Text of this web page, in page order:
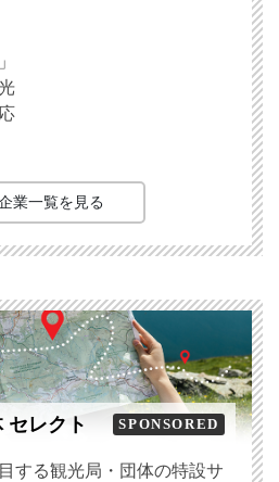
業一覧を見る
セレクト SPONSORED
する観光局・団体の特設サ